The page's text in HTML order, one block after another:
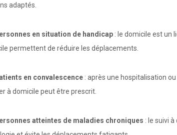
adaptés.
en situation de handicap : le domicile est un
permettent de réduire les déplacements.
en convalescence : après une hospitalisation
à domicile peut être prescrit.
atteintes de maladies chroniques : le suivi